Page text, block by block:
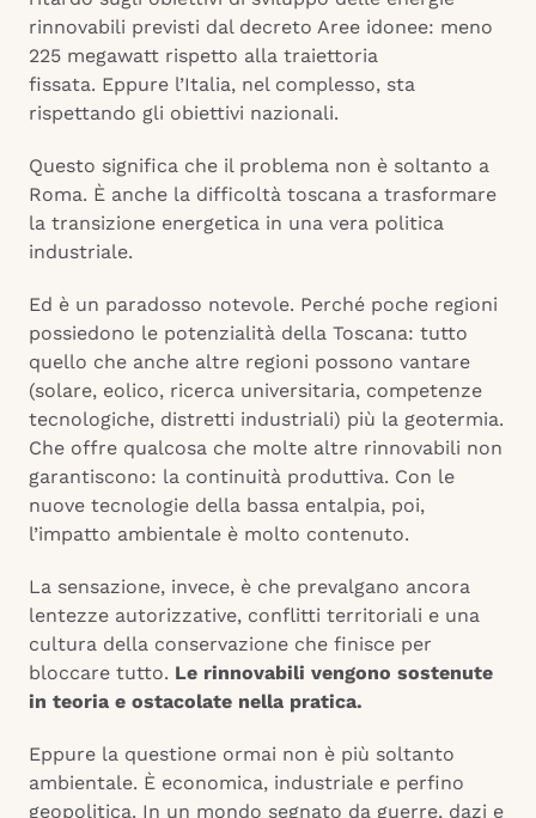
rinnovabili previsti dal decreto Aree idonee: meno
225 megawatt rispetto alla traiettoria
fissata. Eppure l’Italia, nel complesso, sta
rispettando gli obiettivi nazionali.
Questo significa che il problema non è soltanto a
Roma. È anche la difficoltà toscana a trasformare
la transizione energetica in una vera politica
industriale.
Ed è un paradosso notevole. Perché poche regioni
possiedono le potenzialità della Toscana: tutto
quello che anche altre regioni possono vantare
(solare, eolico, ricerca universitaria, competenze
tecnologiche, distretti industriali) più la geotermia.
Che offre qualcosa che molte altre rinnovabili non
garantiscono: la continuità produttiva. Con le
nuove tecnologie della bassa entalpia, poi,
l’impatto ambientale è molto contenuto.
La sensazione, invece, è che prevalgano ancora
lentezze autorizzative, conflitti territoriali e una
cultura della conservazione che finisce per
bloccare tutto. Le rinnovabili vengono sostenute
in teoria e ostacolate nella pratica.
Eppure la questione ormai non è più soltanto
ambientale. È economica, industriale e perfino
geopolitica. In un mondo segnato da guerre, dazi e